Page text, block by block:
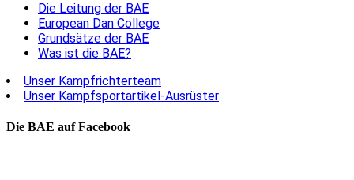
Die Leitung der BAE
European Dan College
Grundsätze der BAE
Was ist die BAE?
Unser Kampfrichterteam
Unser Kampfsportartikel-Ausrüster
Die BAE auf Facebook